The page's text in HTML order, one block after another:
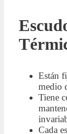
Están
medio
Tiene
Cada